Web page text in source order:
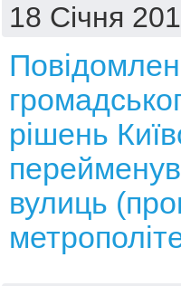
18 Січня
рішень
вулиць